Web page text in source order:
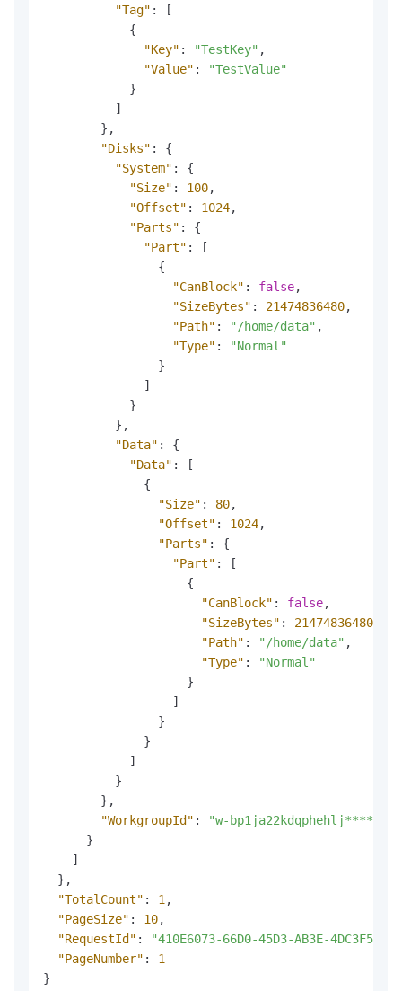
"Tag" :
[
{
"Key" : "TestKey" ,
"Value" :
"TestValue"
}
]
} ,
"Disks" :
{
"System" :
{
"Size" : 100,
"Offset" : 1024,
"Parts" :
{
"Part" :
[
{
"CanBlock" : false,
"SizeBytes" : 21474836480,
"Path" : "/home/data" ,
"Type" :
"Normal"
}
]
}
} ,
"Data" :
{
"Data" :
[
{
"Size" : 80,
"Offset" : 1024,
"Parts" :
{
"Part" :
[
{
"CanBlock" : false,
"SizeBytes" : 21474836480
"Path" : "/home/data" ,
"Type" :
"Normal"
}
]
}
}
]
}
} ,
"WorkgroupId" :
"w-bp1ja22kdqphehlj****"
}
]
} ,
"TotalCount" : 1 ,
"PageSize" : 10,
"RequestId" :
"410E6073-66D0-45D3-AB3E-
"PageNumber" :
1
}